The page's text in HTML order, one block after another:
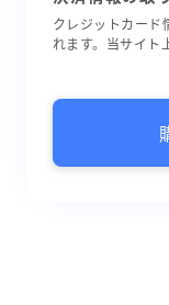
クレジットカード
れます。当サイト